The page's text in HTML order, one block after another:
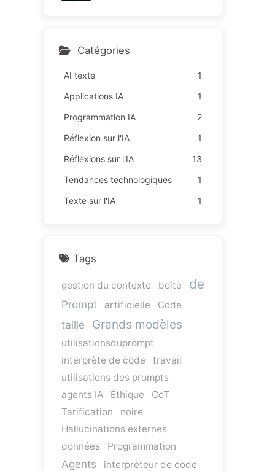
souffrances chez les empl
Catégories
AI texte
1
Applications IA
1
Programmation IA
2
Réflexion sur l'IA
1
Réflexions sur l'IA
13
Tendances technologiques
1
Texte sur l'IA
1
Tags
gestion du contexte boîte de
Prompt artificielle Code
taille Grands modèles
utilisationsduprompt
interprète de code
travail
utilisations des prompts
agents IA
Éthique
CoT
Tarification
noire
Hallucinations externes
données
Programmation
Agents
interpréteur de code